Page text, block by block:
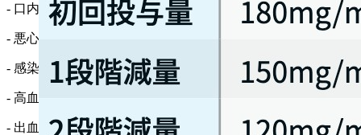
- 口内炎/潰瘍 54.8% (13.8%)
- 悪心 53.4% (0%)
- 感染症 46.2% (12.3%)
- 高血圧 41.4% (19.3%)
- 出血 37.8% (3.0%)